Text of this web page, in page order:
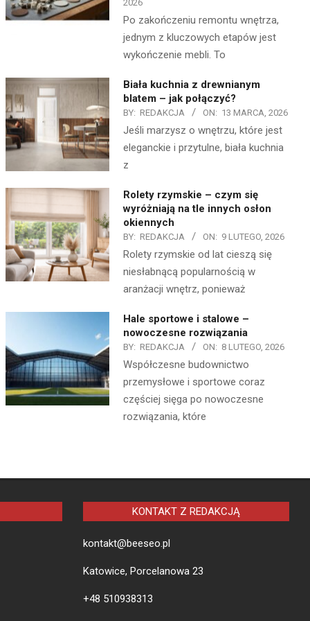
2026
Po zakończeniu remontu wnętrza,
jednym z kluczowych etapów jest
wykończenie mebli. To
Biała kuchnia z drewnianym
blatem – jak połączyć?
BY: REDAKCJA ON: 13 MARCA, 2026
Jeśli marzysz o wnętrzu, które jest
eleganckie i przytulne, biała kuchnia
z
Rolety rzymskie – czym się
wyróżniają na tle innych osłon
okiennych
BY: REDAKCJA ON: 9 LUTEGO, 2026
Rolety rzymskie od lat cieszą się
niesłabnącą popularnością w
aranżacji wnętrz, ponieważ
Hale sportowe i stalowe –
nowoczesne rozwiązania
BY: REDAKCJA ON: 8 LUTEGO, 2026
Współczesne budownictwo
przemysłowe i sportowe coraz
częściej sięga po nowoczesne
rozwiązania, które
KONTAKT Z REDAKCJĄ
kontakt@beeseo.pl
Katowice, Porcelanowa 23
+48 510938313